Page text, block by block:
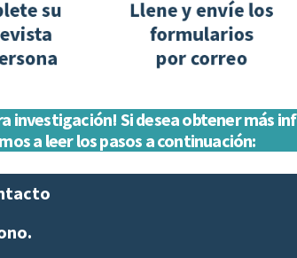
investigación! Si desea obtener más
a leer los pasos a continuación: